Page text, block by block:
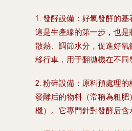
1. 發酵設備：好氧發酵的基
這是生產線的第一步，也
散熱、調節水分，促進好
移行車 ，用于翻拋機在不同
2. 粉碎設備：原料預處理的
發酵后的物料（常稱為粗
機）。它專門針對發酵后含